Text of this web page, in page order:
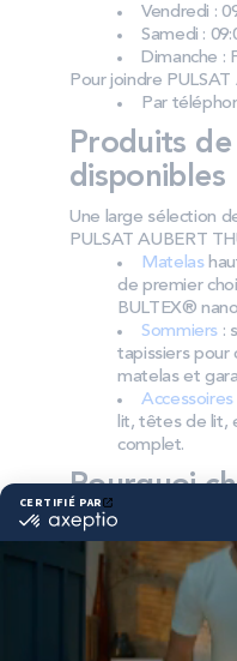
Vendredi :
Samedi :
Dimanche :
Pour joindre PULSAT
Par
Produits
disponibles
Une large sélection
PULSAT AUBERT
Matelas
de premier
BULTEX®
Sommiers :
tapissiers
matelas et
Accessoires
lit, têtes de lit,
complet.
Pourquoi
comme
Bultex est l’une des
détenues par les
reconnu et des
spécifiquement
durabilité.